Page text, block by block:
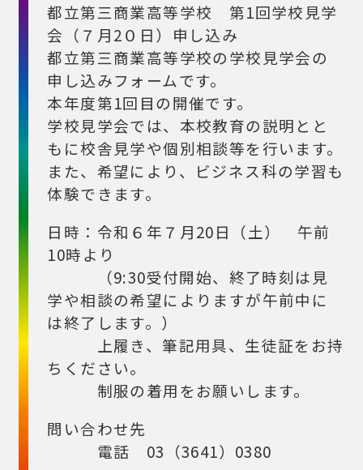
都立第三商業高等学校 第1回学校見学
会（７月2０日）申し込み
都立第三商業高等学校の学校見学会の
申し込みフォームです。
本年度第1回目の開催です。
学校見学会では、本校教育の説明とと
もに校舎見学や個別相談等を行います。
また、希望により、ビジネス科の学習も
体験できます。
日時：令和６年７月20日（土） 午前
10時より
（9:30受付開始、終了時刻は見
学や相談の希望によりますが午前中に
は終了します。）
上履き、筆記用具、生徒証をお持
ちください。
制服の着用をお願いします。
問い合わせ先
電話 03（3641）0380